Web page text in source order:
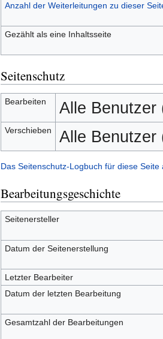
Anzahl der Weiterleitungen zu dieser
Gezählt als eine Inhaltsseite
Seitenschutz
Bearbeiten Alle Benutzer
Verschieben Alle Benutzer
Das Seitenschutz-Logbuch für diese Seite
Bearbeitungsgeschichte
Seitenersteller
Datum der Seitenerstellung
Letzter Bearbeiter
Datum der letzten Bearbeitung
Gesamtzahl der Bearbeitungen